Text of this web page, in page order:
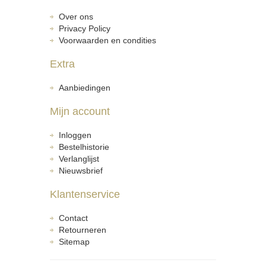
Over ons
Privacy Policy
Voorwaarden en condities
Extra
Aanbiedingen
Mijn account
Inloggen
Bestelhistorie
Verlanglijst
Nieuwsbrief
Klantenservice
Contact
Retourneren
Sitemap